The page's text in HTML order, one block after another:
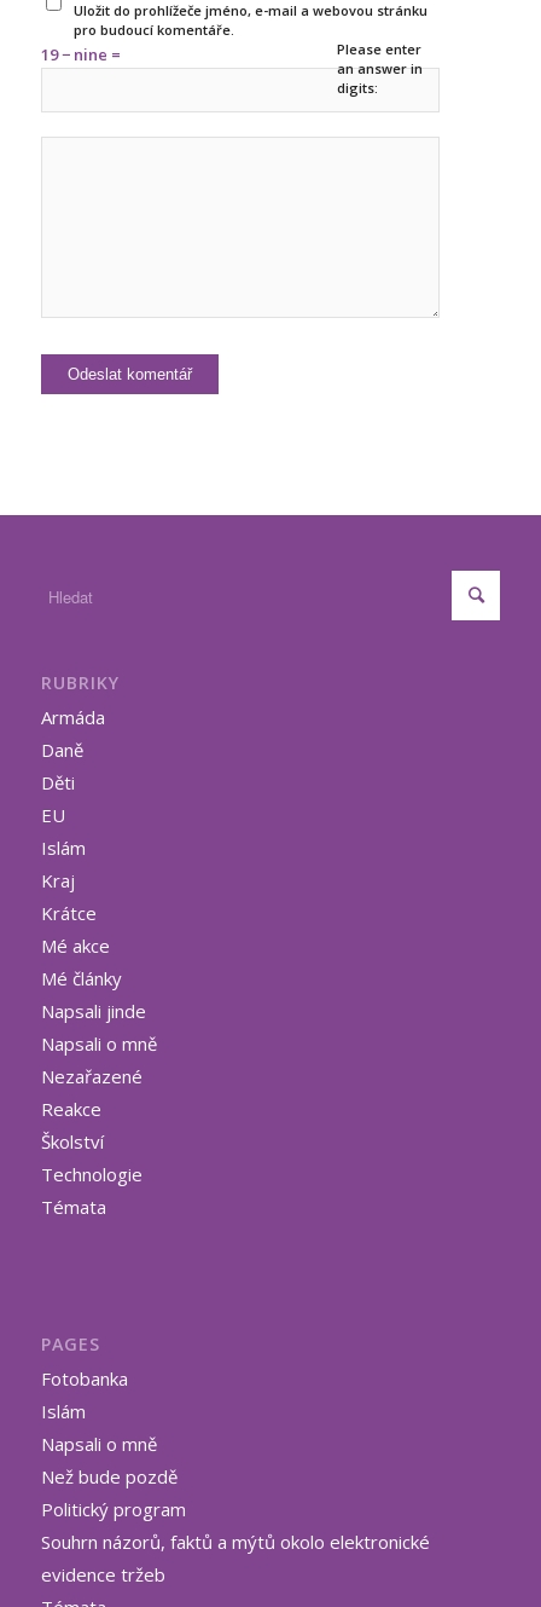
Uložit do prohlížeče jméno, e-mail a webovou stránku
pro budoucí komentáře.
Please enter
an answer in
digits:
19 − nine =
RUBRIKY
Armáda
Daně
Děti
EU
Islám
Kraj
Krátce
Mé akce
Mé články
Napsali jinde
Napsali o mně
Nezařazené
Reakce
Školství
Technologie
Témata
PAGES
Fotobanka
Islám
Napsali o mně
Než bude pozdě
Politický program
Souhrn názorů, faktů a mýtů okolo elektronické
evidence tržeb